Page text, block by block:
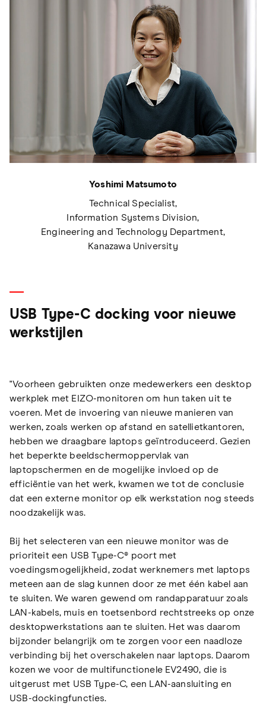
Yoshimi Matsumoto
Technical Specialist,
Information Systems Division,
Engineering and Technology Department,
Kanazawa University
USB Type-C docking voor nieuwe
werkstijlen
"Voorheen gebruikten onze medewerkers een desktop
werkplek met EIZO-monitoren om hun taken uit te
voeren. Met de invoering van nieuwe manieren van
werken, zoals werken op afstand en satellietkantoren,
hebben we draagbare laptops geïntroduceerd. Gezien
het beperkte beeldschermoppervlak van
laptopschermen en de mogelijke invloed op de
efficiëntie van het werk, kwamen we tot de conclusie
dat een externe monitor op elk werkstation nog steeds
noodzakelijk was.
Bij het selecteren van een nieuwe monitor was de
prioriteit een USB Type-C® poort met
voedingsmogelijkheid, zodat werknemers met laptops
meteen aan de slag kunnen door ze met één kabel aan
te sluiten. We waren gewend om randapparatuur zoals
LAN-kabels, muis en toetsenbord rechtstreeks op onze
desktopwerkstations aan te sluiten. Het was daarom
bijzonder belangrijk om te zorgen voor een naadloze
verbinding bij het overschakelen naar laptops. Daarom
kozen we voor de multifunctionele EV2490, die is
uitgerust met USB Type-C, een LAN-aansluiting en
USB-dockingfuncties.